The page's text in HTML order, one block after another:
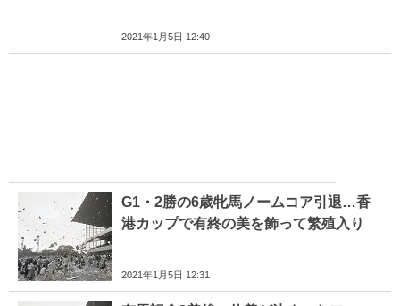
2021年1月5日 12:40
G1・2勝の6歳牝馬ノームコア引退…香
港カップで有終の美を飾って繁殖入り
2021年1月5日 12:31